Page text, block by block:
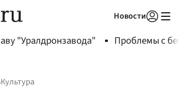
Новости
"Уралдронзавода" Проблемы с
Культура